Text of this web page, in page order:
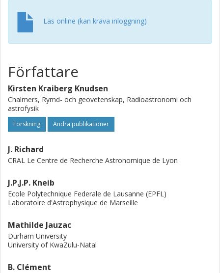
Läs online (kan kräva inloggning)
Författare
Kirsten Kraiberg Knudsen
Chalmers, Rymd- och geovetenskap, Radioastronomi och
astrofysik
Forskning Andra publikationer
J. Richard
CRAL Le Centre de Recherche Astronomique de Lyon
J.P.J.P. Kneib
Ecole Polytechnique Federale de Lausanne (EPFL)
Laboratoire d'Astrophysique de Marseille
Mathilde Jauzac
Durham University
University of KwaZulu-Natal
B. Clément